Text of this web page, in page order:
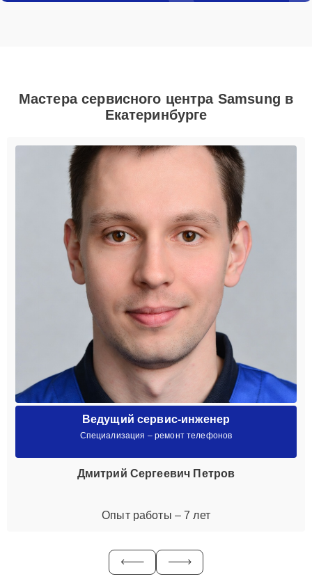
Мастера сервисного центра Samsung в
Екатеринбурге
Ведущий сервис-инженер
Специализация – ремонт телефонов
Дмитрий Сергеевич Петров
Опыт работы – 7 лет